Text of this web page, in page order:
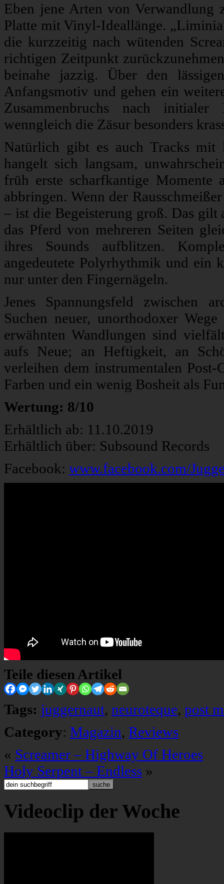
Eben jene Arten von Verwandlung
Platte mit Vinyl-Ideallänge.
die kurzzeitig nach wütenden
richtigen Zeitpunkt
beinahe jazzig. Über den
Anfangsmotiv und gehen ein
Zusammenbruchs nach
wenngleich die Zäsur besonders
Natürlich gibt es auch Tracks mit
hangelt sich langsam,
früh erste scharfkantige Momente
abbringen. Wenn der
– ist die Begeisterung groß. Das gilt
das Pferd von mehreren Seiten
ihres Sounds aufblitzen.
angedeutete Polyrhythmik und ein
nur unter den Fingernägeln.
Jenes Spannungsfeld zwischen
Suchen neuer, unorthodoxer
erwähnten Wandlungen sind
aufs Neue; an Heftigkeit, an
verleihen dem instrumentalen
Farben und ein wenig Bosheit als
Wertung: 8/10
Erhältlich ab: 11.10.2019
Erhältlich über: Subsound Records
Facebook: www.facebook.com/
Teile diesen Artikel
Tags: juggernaut, neuroteque, post
Category: Magazin, Reviews
« Screamer – Highway Of Heroes
Holy Serpent – Endless »
Videoclip der Woche